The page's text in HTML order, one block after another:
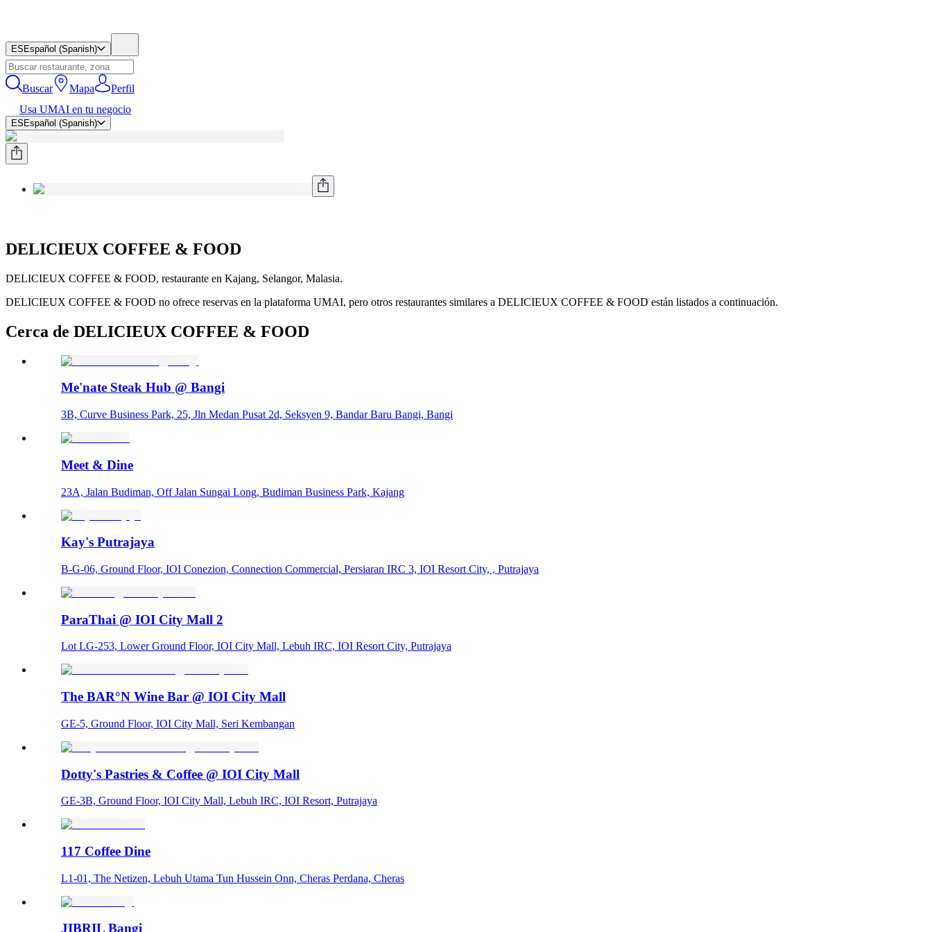
ES Español (Spanish)
Buscar Mapa
Perfil
Usa UMAI en tu negocio
ES Español (Spanish)
DELICIEUX COFFEE & FOOD
DELICIEUX COFFEE & FOOD, restaurante en Kajang, Selangor, Malasia.
DELICIEUX COFFEE & FOOD no ofrece reservas en la plataforma UMAI, pero otros restaurantes similares a DELICIEUX COFFEE & FOOD están listados a continuación.
Cerca de DELICIEUX COFFEE & FOOD
Me'nate Steak Hub @ Bangi
3B, Curve Business Park, 25, Jln Medan Pusat 2d, Seksyen 9, Bandar Baru Bangi, Bangi
Meet & Dine
23A, Jalan Budiman, Off Jalan Sungai Long, Budiman Business Park, Kajang
Kay's Putrajaya
B-G-06, Ground Floor, IOI Conezion, Connection Commercial, Persiaran IRC 3, IOI Resort City, , Putrajaya
ParaThai @ IOI City Mall 2
Lot LG-253, Lower Ground Floor, IOI City Mall, Lebuh IRC, IOI Resort City, Putrajaya
The BAR°N Wine Bar @ IOI City Mall
GE-5, Ground Floor, IOI City Mall, Seri Kembangan
Dotty's Pastries & Coffee @ IOI City Mall
GE-3B, Ground Floor, IOI City Mall, Lebuh IRC, IOI Resort, Putrajaya
117 Coffee Dine
L1-01, The Netizen, Lebuh Utama Tun Hussein Onn, Cheras Perdana, Cheras
JIBRIL Bangi